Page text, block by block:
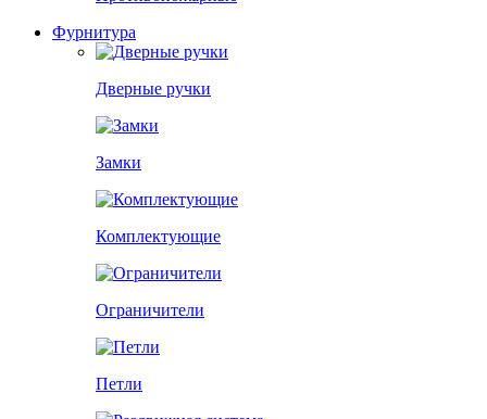
Фурнитура
Дверные ручки
Замки
Комплектующие
Ограничители
Петли